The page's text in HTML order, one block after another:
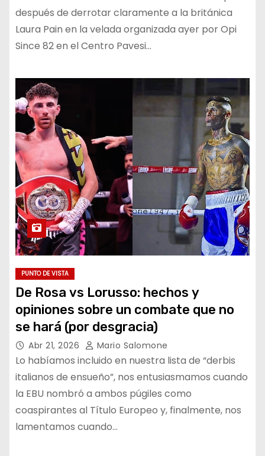
después de derrotar claramente a la británica
Laura Pain en la velada organizada ayer por Opi
Since 82 en el Centro Pavesi…
PUNTO DE VISTA
De Rosa vs Lorusso: hechos y
opiniones sobre un combate que no
se hará (por desgracia)
Abr 21, 2026 Mario Salomone
Lo habíamos incluido en nuestra lista de “derbis
italianos de ensueño”, nos entusiasmamos cuando
la EBU nombró a ambos púgiles como
coaspirantes al Título Europeo y, finalmente, nos
lamentamos cuando…